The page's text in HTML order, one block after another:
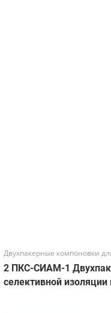
Двухпакерные компоновки
2 ПКС-СИАМ-1
селективной